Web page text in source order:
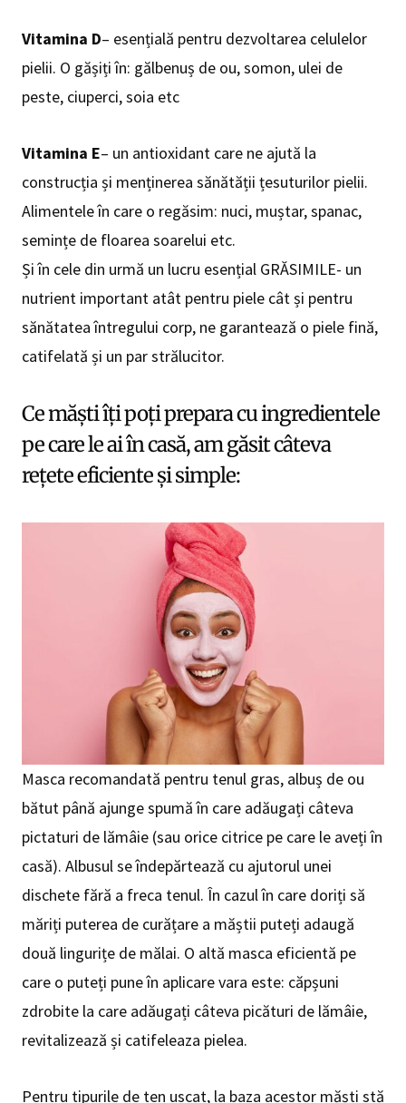
Vitamina D– esențială pentru dezvoltarea celulelor
pielii. O gășiți în: gălbenuș de ou, somon, ulei de
peste, ciuperci, soia etc
Vitamina E– un antioxidant care ne ajută la
construcția și menținerea sănătății țesuturilor pielii.
Alimentele în care o regăsim: nuci, muștar, spanac,
semințe de floarea soarelui etc.
Și în cele din urmă un lucru esențial GRĂSIMILE- un
nutrient important atât pentru piele cât și pentru
sănătatea întregului corp, ne garantează o piele fină,
catifelată și un par strălucitor.
Ce măști îți poți prepara cu ingredientele
pe care le ai în casă, am găsit câteva
rețete eficiente și simple:
Masca recomandată pentru tenul gras, albuș de ou
bătut până ajunge spumă în care adăugați câteva
pictaturi de lămâie (sau orice citrice pe care le aveți în
casă). Albusul se îndepărtează cu ajutorul unei
dischete fără a freca tenul. În cazul în care doriți să
măriți puterea de curățare a măștii puteți adaugă
două lingurițe de mălai. O altă masca eficientă pe
care o puteți pune în aplicare vara este: căpșuni
zdrobite la care adăugați câteva picături de lămâie,
revitalizează și catifeleaza pielea.
Pentru tipurile de ten uscat, la baza acestor măști stă